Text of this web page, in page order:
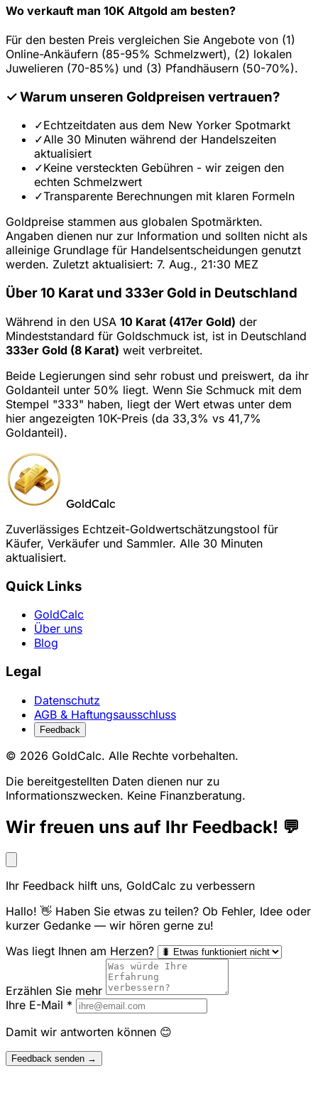
Wo verkauft man 10K Altgold am besten?
Für den besten Preis vergleichen Sie Angebote von (1)
Online-Ankäufern (85-95% Schmelzwert), (2) lokalen
Juwelieren (70-85%) und (3) Pfandhäusern (50-70%).
✓Warum unseren Goldpreisen vertrauen?
✓Echtzeitdaten aus dem New Yorker Spotmarkt
✓Alle 30 Minuten während der Handelszeiten
aktualisiert
✓Keine versteckten Gebühren - wir zeigen den
echten Schmelzwert
✓Transparente Berechnungen mit klaren Formeln
Goldpreise stammen aus globalen Spotmärkten.
Angaben dienen nur zur Information und sollten nicht als
alleinige Grundlage für Handelsentscheidungen genutzt
werden. Zuletzt aktualisiert: 7. Aug., 21:30 MEZ
Über 10 Karat und 333er Gold in Deutschland
Während in den USA 10 Karat (417er Gold) der
Mindeststandard für Goldschmuck ist, ist in Deutschland
333er Gold (8 Karat) weit verbreitet.
Beide Legierungen sind sehr robust und preiswert, da ihr
Goldanteil unter 50% liegt. Wenn Sie Schmuck mit dem
Stempel "333" haben, liegt der Wert etwas unter dem
hier angezeigten 10K-Preis (da 33,3% vs 41,7%
Goldanteil).
GoldCalc
Zuverlässiges Echtzeit-Goldwertschätzungstool für
Käufer, Verkäufer und Sammler. Alle 30 Minuten
aktualisiert.
Quick Links
GoldCalc
Über uns
Blog
Legal
Datenschutz
AGB & Haftungsausschluss
Feedback
© 2026 GoldCalc. Alle Rechte vorbehalten.
Die bereitgestellten Daten dienen nur zu
Informationszwecken. Keine Finanzberatung.
Wir freuen uns auf Ihr Feedback! 💬
Ihr Feedback hilft uns, GoldCalc zu verbessern
Hallo! 👋 Haben Sie etwas zu teilen? Ob Fehler, Idee oder
kurzer Gedanke — wir hören gerne zu!
Was liegt Ihnen am Herzen?
Erzählen Sie mehr
Ihre E-Mail *
Damit wir antworten können 😊
Feedback senden →